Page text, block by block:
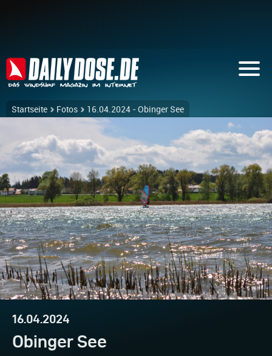
Startseite Fotos 16.04.2024 - Obinger See
16.04.2024
Obinger See